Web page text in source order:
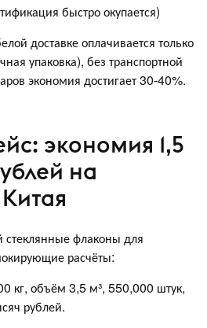
быстро окупается)
доставке оплачивается только
упаковка), без транспортной
экономия достигает 30-40%.
экономия 1,5
на
флаконы для
расчёты:
кг, объём 3,5 м³, 550,000 штук,
рублей.